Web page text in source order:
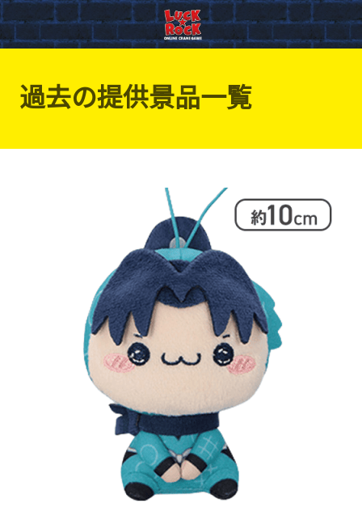
過去の提供景品一覧